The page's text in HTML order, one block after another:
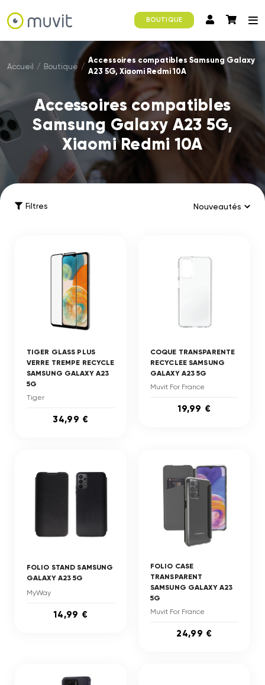
BOUTIQUE
Accueil / Boutique /
Accessoires compatibles Samsung Galaxy
A23 5G, Xiaomi Redmi 10A
Accessoires compatibles
Samsung Galaxy A23 5G,
Xiaomi Redmi 10A
Filtres
TIGER GLASS PLUS
VERRE TREMPE RECYCLE
SAMSUNG GALAXY A23
5G
Tiger
34,99 €
COQUE TRANSPARENTE
RECYCLEE SAMSUNG
GALAXY A23 5G
Muvit For France
19,99 €
FOLIO STAND SAMSUNG
GALAXY A23 5G
MyWay
14,99 €
FOLIO CASE
TRANSPARENT
SAMSUNG GALAXY A23
5G
Muvit For France
24,99 €